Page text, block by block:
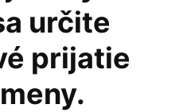
určite
prijatie